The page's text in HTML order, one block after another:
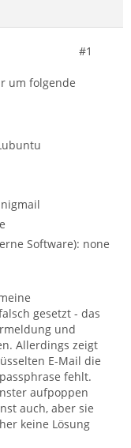
#1
um folgende
Software): none
gesetzt - das
und
Allerdings zeigt
E-Mail die
fehlt.
aufpoppen
auch, aber sie
keine Lösung